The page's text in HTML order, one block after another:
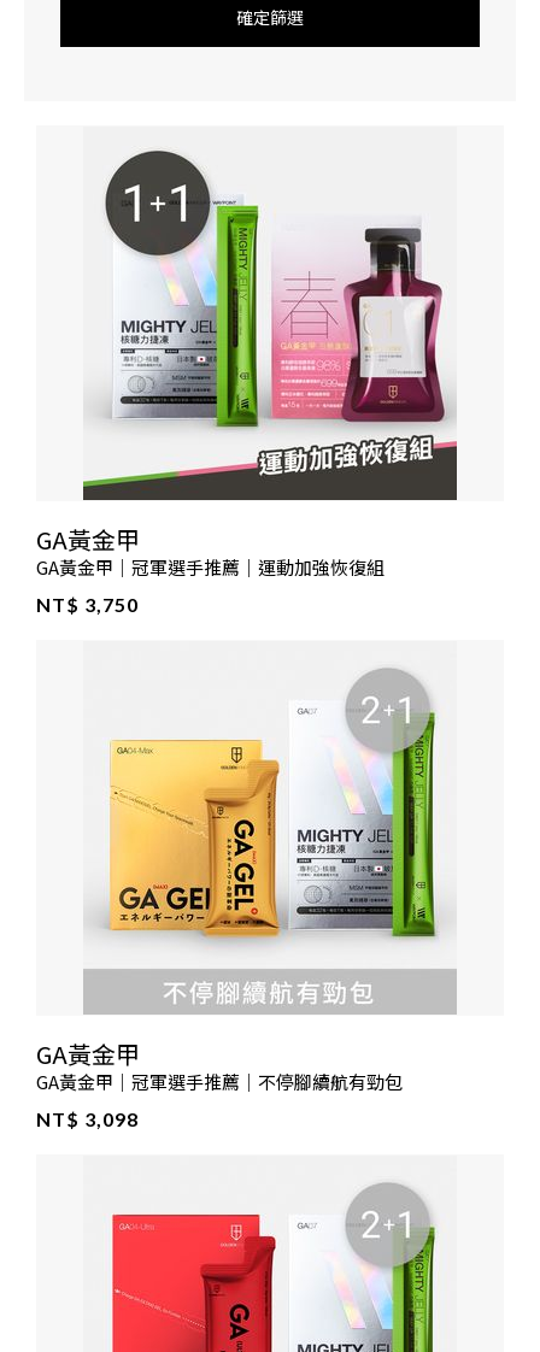
確定篩選
GA黃金甲
GA黃金甲｜冠軍選手推薦｜運動加強恢復組
NT$ 3,750
GA黃金甲
GA黃金甲｜冠軍選手推薦｜不停腳續航有勁包
NT$ 3,098